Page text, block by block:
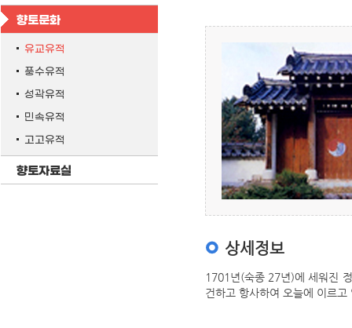
향토문화
유교유적
풍수유적
성곽유적
민속유적
고고유적
향토자료실
상세정보
1701년(숙종 27년)에 세워진
건하고 항사하여 오늘에 이르